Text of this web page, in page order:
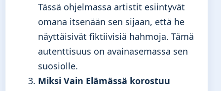
Tässä ohjelmassa artistit esiintyvät
omana itsenään sen sijaan, että he
näyttäisivät fiktiivisiä hahmoja. Tämä
autenttisuus on avainasemassa sen
suosiolle.
Miksi Vain Elämässä korostuu